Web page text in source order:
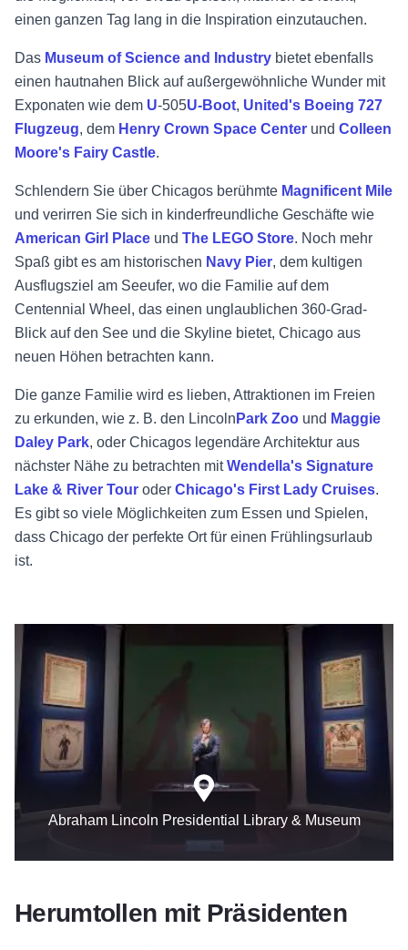
einen ganzen Tag lang in die Inspiration einzutauchen.
Das Museum of Science and Industry bietet ebenfalls
einen hautnahen Blick auf außergewöhnliche Wunder mit
Exponaten wie dem U-505U-Boot, United's Boeing 727
Flugzeug, dem Henry Crown Space Center und Colleen
Moore's Fairy Castle.
Schlendern Sie über Chicagos berühmte Magnificent Mile
und verirren Sie sich in kinderfreundliche Geschäfte wie
American Girl Place und The LEGO Store. Noch mehr
Spaß gibt es am historischen Navy Pier, dem kultigen
Ausflugsziel am Seeufer, wo die Familie auf dem
Centennial Wheel, das einen unglaublichen 360-Grad-
Blick auf den See und die Skyline bietet, Chicago aus
neuen Höhen betrachten kann.
Die ganze Familie wird es lieben, Attraktionen im Freien
zu erkunden, wie z. B. den Lincoln Park Zoo und Maggie
Daley Park, oder Chicagos legendäre Architektur aus
nächster Nähe zu betrachten mit Wendella's Signature
Lake & River Tour oder Chicago's First Lady Cruises.
Es gibt so viele Möglichkeiten zum Essen und Spielen,
dass Chicago der perfekte Ort für einen Frühlingsurlaub
ist.
Abraham Lincoln Presidential Library & Museum
Herumtollen mit Präsidenten